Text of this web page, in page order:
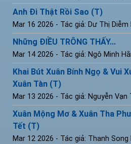
Anh Đi Thật Rồi Sao (T)
Mar 16 2026 - Tác giả: Dư Thị Diễm
Những ĐIỀU TRÔNG THẤY...
Mar 14 2026 - Tác giả: Ngô Minh
Khai Bút Xuân Bính Ngọ & Vui
Xuân Tàn (T)
Mar 13 2026 - Tác giả: Nguyễn Vạn
Xuân Mộng Mơ & Xuân Tha
Tết (T)
Mar 12 2026 - Tác giả: Thanh Song